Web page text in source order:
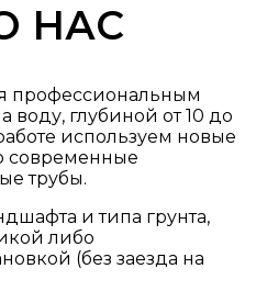
НАС
профессиональным
глубиной от 10 до
используем новые
современные
трубы.
и типа грунта,
либо
(без заезда на